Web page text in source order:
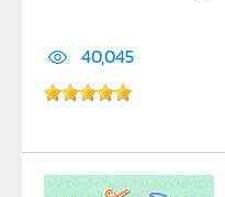
40,045